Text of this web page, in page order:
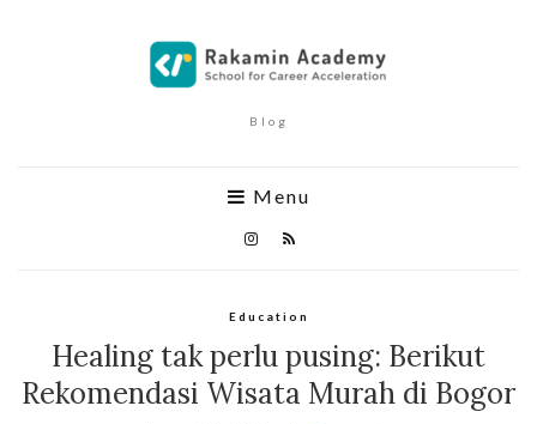
Blog
Menu
Education
Healing tak perlu pusing: Berikut
Rekomendasi Wisata Murah di Bogor